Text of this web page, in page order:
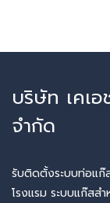
บริษัท เคเ
จำกัด
รับติดตั้งระบบท่อแก๊
โรงแรม ระบบแก๊สส